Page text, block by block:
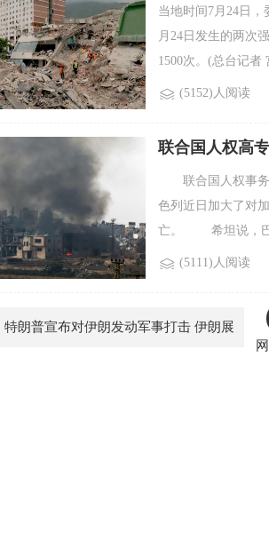
当地时间7月24日
月24日发生的两次
1500次。(总台记者
(5152)人阅读
联合国人权高
联合国人权事务
色列近日加大了对
亡。 希坦说，巴
(5111)人阅读
特朗普宣布对伊朗发动军事打击 伊朗展